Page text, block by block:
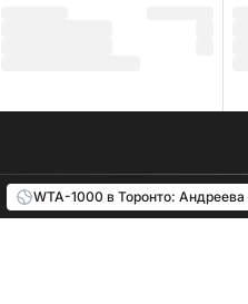
WTA-1000 в Торонто: